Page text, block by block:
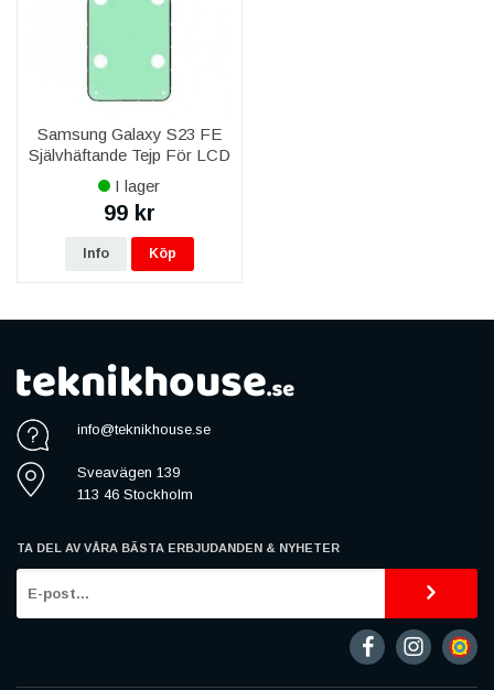
Samsung Galaxy S23 FE
Självhäftande Tejp För LCD
Skärm
I lager
99 kr
Info Köp
info@teknikhouse.se
Sveavägen 139
113 46 Stockholm
TA DEL AV VÅRA BÄSTA ERBJUDANDEN & NYHETER